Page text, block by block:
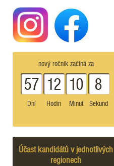
nový ročník začíná za
57
Dní
12
Hodin
10
Minut
8
Sekund
Účast kandidátů v jednotlivých
regionech